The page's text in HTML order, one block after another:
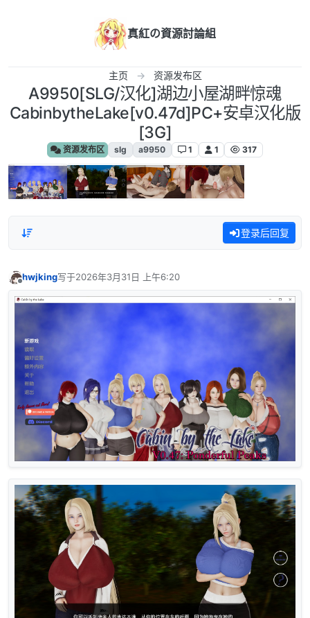
真紅の資源討論組
主页 资源发布区
A9950[SLG/汉化]湖边小屋湖畔惊魂
CabinbytheLake[v0.47d]PC+安卓汉化版
[3G]
资源发布区 slg a9950 1 1 317
登录后回复
hwjking写于2026年3月31日 上午6:20
最后由 编辑